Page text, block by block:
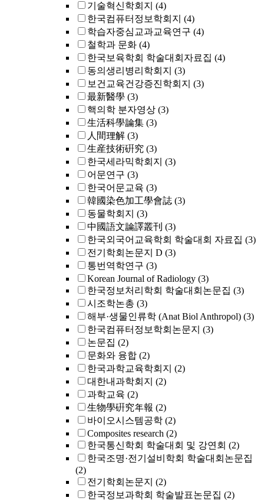
기술혁신학회지 (4)
한국컴퓨터정보학회지 (4)
학습자중심교과교육연구 (4)
철학과 문화 (4)
한국보육학회 학술대회자료집 (4)
동의생리병리학회지 (3)
보건교육건강증진학회지 (3)
最新醫學 (3)
핵의학 분자영상 (3)
生活科學論集 (3)
人間理解 (3)
生産技術硏究 (3)
한국세라믹학회지 (3)
어문연구 (3)
한국어문교육 (3)
韓國染色加工學會誌 (3)
동물학회지 (3)
中國語文論譯叢刊 (3)
한국외국어교육학회 학술대회 자료집 (3)
전기학회논문지 D (3)
통번역학연구 (3)
Korean Journal of Radiology (3)
한국정보처리학회 학술대회논문집 (3)
시조학논총 (3)
해부·생물인류학 (Anat Biol Anthropol) (3)
한국컴퓨터정보학회논문지 (3)
논문집 (2)
문화와 융합 (2)
한국과학교육학회지 (2)
대한내과학회지 (2)
과학교육 (2)
生物學硏究年報 (2)
바이오시스템공학 (2)
Composites research (2)
한국통신학회 학술대회 및 강연회 (2)
한국조명·전기설비학회 학술대회논문집
(2)
전기학회논문지 (2)
한국정보과학회 학술발표논문집 (2)